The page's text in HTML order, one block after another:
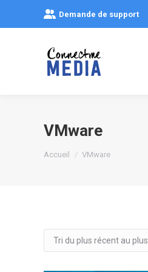
Demande de support
VMware
Vous êtes ici :
Accueil VMware